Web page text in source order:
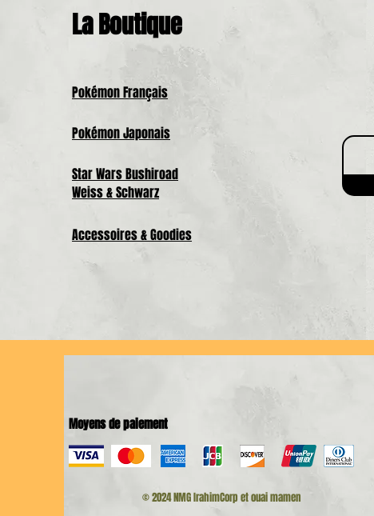
La Boutique
Pokémon Français
Pokémon Japonais
Star Wars Bushiroad
Weiss & Schwarz
Accessoires & Goodies
Moyens de paiement
© 2024 NMG IrahimCorp et ouai mamen